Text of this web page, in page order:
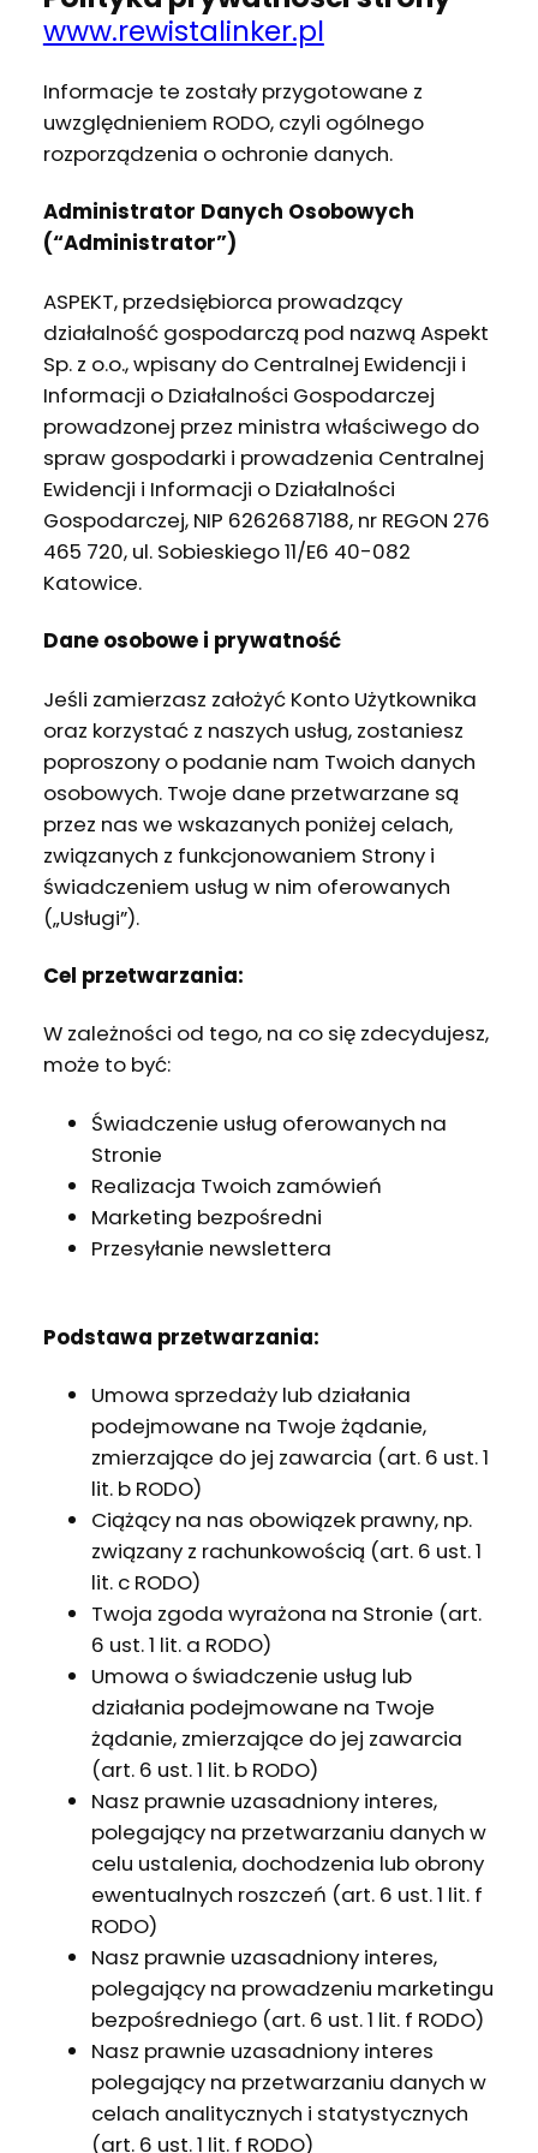
www.rewistalinker.pl
Informacje te zostały przygotowane z
uwzględnieniem RODO, czyli ogólnego
rozporządzenia o ochronie danych.
Administrator Danych Osobowych
(“Administrator”)
ASPEKT, przedsiębiorca prowadzący
działalność gospodarczą pod nazwą Aspekt
Sp. z o.o., wpisany do Centralnej Ewidencji i
Informacji o Działalności Gospodarczej
prowadzonej przez ministra właściwego do
spraw gospodarki i prowadzenia Centralnej
Ewidencji i Informacji o Działalności
Gospodarczej, NIP 6262687188, nr REGON 276
465 720, ul. Sobieskiego 11/E6 40-082
Katowice.
Dane osobowe i prywatność
Jeśli zamierzasz założyć Konto Użytkownika
oraz korzystać z naszych usług, zostaniesz
poproszony o podanie nam Twoich danych
osobowych. Twoje dane przetwarzane są
przez nas we wskazanych poniżej celach,
związanych z funkcjonowaniem Strony i
świadczeniem usług w nim oferowanych
(„Usługi”).
Cel przetwarzania:
W zależności od tego, na co się zdecydujesz,
może to być:
Świadczenie usług oferowanych na
Stronie
Realizacja Twoich zamówień
Marketing bezpośredni
Przesyłanie newslettera
Podstawa przetwarzania:
Umowa sprzedaży lub działania
podejmowane na Twoje żądanie,
zmierzające do jej zawarcia (art. 6 ust. 1
lit. b RODO)
Ciążący na nas obowiązek prawny, np.
związany z rachunkowością (art. 6 ust. 1
lit. c RODO)
Twoja zgoda wyrażona na Stronie (art.
6 ust. 1 lit. a RODO)
Umowa o świadczenie usług lub
działania podejmowane na Twoje
żądanie, zmierzające do jej zawarcia
(art. 6 ust. 1 lit. b RODO)
Nasz prawnie uzasadniony interes,
polegający na przetwarzaniu danych w
celu ustalenia, dochodzenia lub obrony
ewentualnych roszczeń (art. 6 ust. 1 lit. f
RODO)
Nasz prawnie uzasadniony interes,
polegający na prowadzeniu marketingu
bezpośredniego (art. 6 ust. 1 lit. f RODO)
Nasz prawnie uzasadniony interes
polegający na przetwarzaniu danych w
celach analitycznych i statystycznych
(art. 6 ust. 1 lit. f RODO)